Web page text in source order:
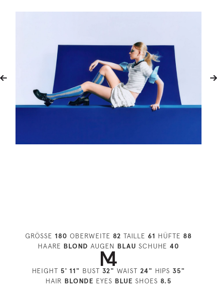
GRÖSSE 180 OBERWEITE 82 TAILLE 61 HÜFTE 88
HAARE BLOND AUGEN BLAU SCHUHE 40
HEIGHT 5' 11" BUST 32" WAIST 24" HIPS 35"
HAIR BLONDE EYES BLUE SHOES 8.5